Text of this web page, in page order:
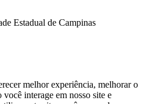
Estadual de Campinas
melhor experiência, melhorar o
interage em nosso site e